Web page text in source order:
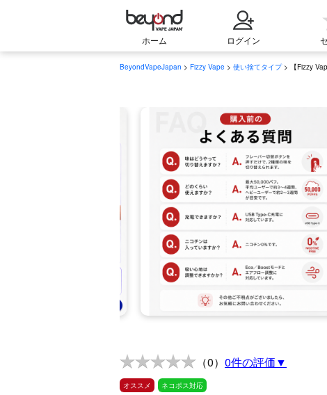
ホーム ログイン
BeyondVapeJapan > Fizzy Vape > 使い捨てタイプ> 【Fizzy
（0） 0件の評価▼
オススメ ネコポス対応